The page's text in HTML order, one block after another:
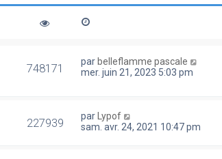
748171 par belleflamme pascale
mer. juin 21, 2023 5:03 pm
227939 par Lypof
sam. avr. 24, 2021 10:47 pm